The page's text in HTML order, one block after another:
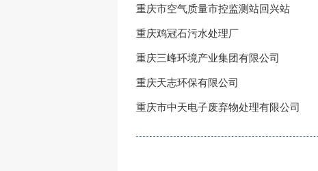
重庆市空气质量市控监测站回兴站
重庆鸡冠石污水处理厂
重庆三峰环境产业集团有限公司
重庆天志环保有限公司
重庆市中天电子废弃物处理有限公司